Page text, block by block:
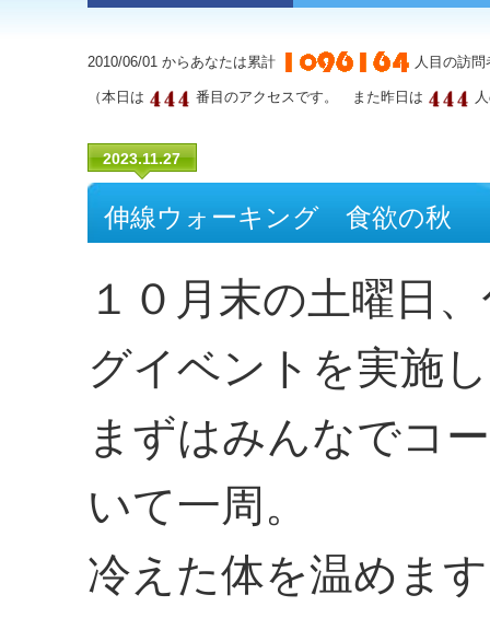
2010/06/01 からあなたは累計 人目の訪
（本日は 番目のアクセスです。 また昨日は
2023.11.27
伸線ウォーキング 食欲の秋
１０月末の土曜日
グイベントを実施
まずはみんなでコ
いて一周。
冷えた体を温めま